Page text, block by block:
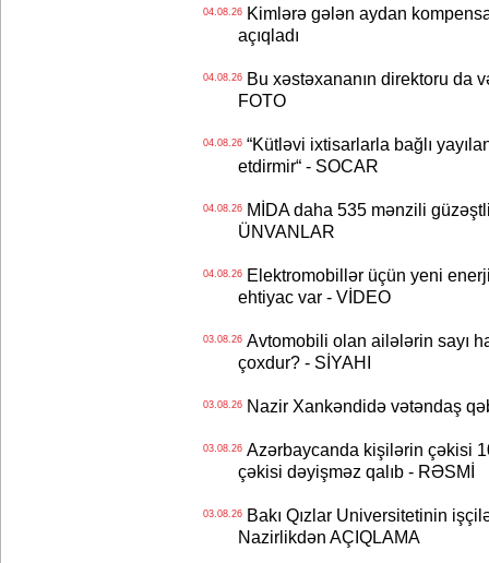
04.08.26Kimlərə gələn aydan
açıqladı
04.08.26Bu xəstəxananın direktoru da
FOTO
04.08.26“Kütləvi ixtisarlarla bağlı
etdirmir“ - SOCAR
04.08.26MİDA daha 535 mənzili güzəştli
ÜNVANLAR
04.08.26Elektromobillər üçün yeni
ehtiyac var - VİDEO
03.08.26Avtomobili olan ailələrin sayı
çoxdur? - SİYAHI
03.08.26Nazir Xankəndidə vətəndaş
03.08.26Azərbaycanda kişilərin çəkisi
çəkisi dəyişməz qalıb - RƏSMİ
03.08.26Bakı Qızlar Universitetinin
Nazirlikdən AÇIQLAMA